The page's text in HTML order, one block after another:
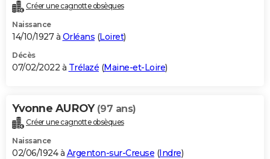
Créer une cagnotte obsèques
Naissance
14/10/1927 à Orléans (Loiret)
Décès
07/02/2022 à Trélazé (Maine-et-Loire)
Yvonne AUROY (97 ans)
Créer une cagnotte obsèques
Naissance
02/06/1924 à Argenton-sur-Creuse (Indre)